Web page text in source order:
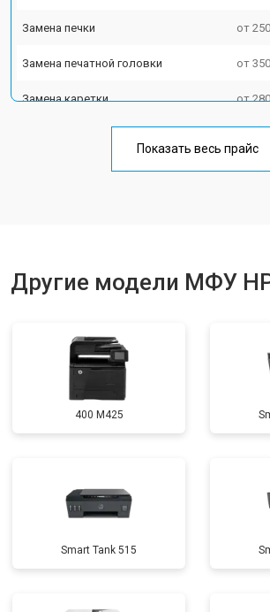
Замена печки от
Замена печатной головки от
Замена каретки от
Замена блока питания от
Показать весь прайс
Другие модели МФУ
400 M425
Smart Tank 515